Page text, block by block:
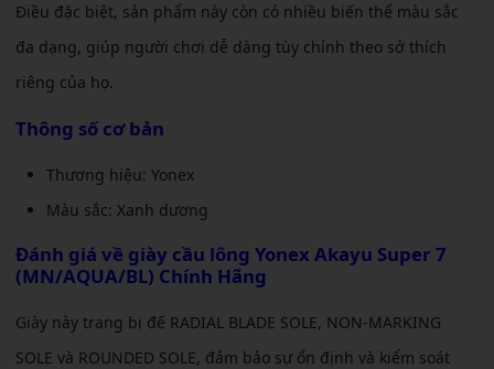
Điều đặc biệt, sản phẩm này còn có nhiều biến thể màu sắc
đa dạng, giúp người chơi dễ dàng tùy chỉnh theo sở thích
riêng của họ.
Thông số cơ bản
Thương hiệu: Yonex
Màu sắc: Xanh dương
Đánh giá về giày cầu lông Yonex Akayu Super 7
(MN/AQUA/BL) Chính Hãng
Giày này trang bị đế RADIAL BLADE SOLE, NON-MARKING
SOLE và ROUNDED SOLE, đảm bảo sự ổn định và kiểm soát